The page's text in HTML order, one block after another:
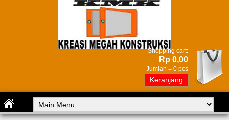
Shopping cart:
Rp 0,00
Jumlah = 0 pcs
Keranjang